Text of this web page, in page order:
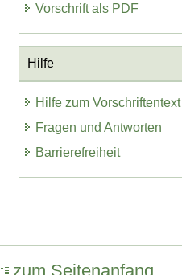
Vorschrift als PDF
Hilfe
Hilfe zum Vorschriftentext
Fragen und Antworten
Barrierefreiheit
zum Seitenanfang